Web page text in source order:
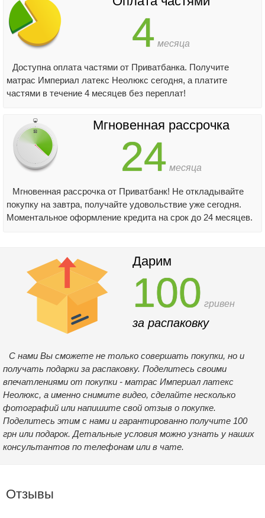
4 месяца
Доступна оплата частями от Приватбанка. Получите
матрас Империал латекс Неолюкс сегодня, а платите
частями в течение 4 месяцев без переплат!
Мгновенная рассрочка
24 месяца
Мгновенная рассрочка от Приватбанк! Не откладывайте
покупку на завтра, получайте удовольствие уже сегодня.
Моментальное оформление кредита на срок до 24 месяцев.
Дарим
100 гривен
за распаковку
С нами Вы сможете не только совершать покупки, но и
получать подарки за распаковку. Поделитесь своими
впечатлениями от покупки - матрас Империал латекс
Неолюкс, а именно снимите видео, сделайте несколько
фотографий или напишите свой отзыв о покупке.
Поделитесь этим с нами и гарантированно получите 100
грн или подарок. Детальные условия можно узнать у наших
консультантов по телефонам или в чате.
Отзывы